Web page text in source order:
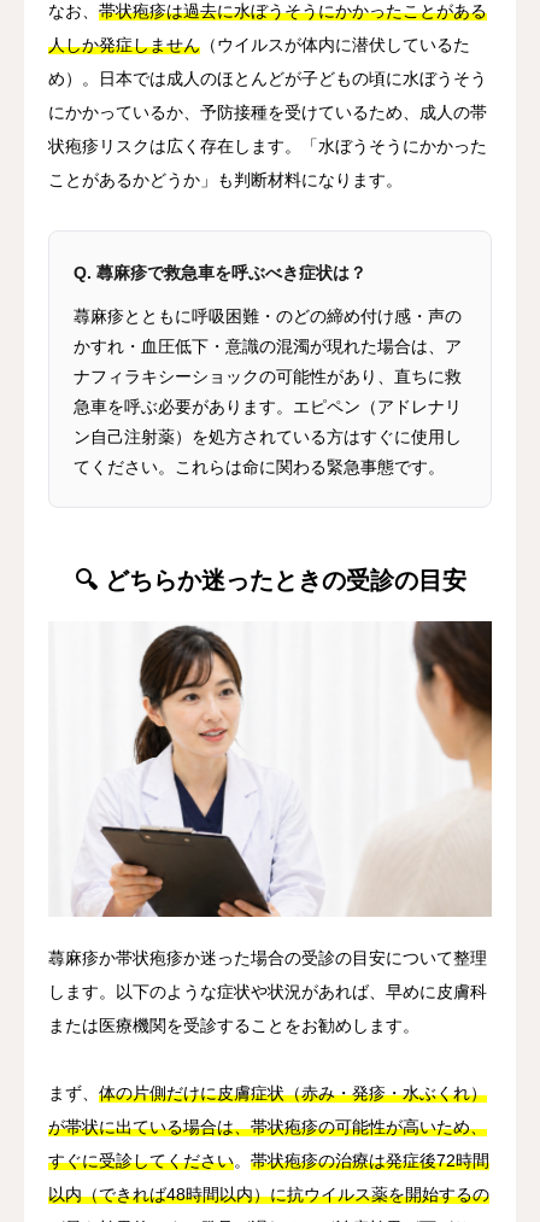
なお、 帯状疱疹は過去に水ぼうそうにかかったことがある
人しか発症しません （ウイルスが体内に潜伏しているた
め）。日本では成人のほとんどが子どもの頃に水ぼうそう
にかかっているか、予防接種を受けているため、成人の帯
状疱疹リスクは広く存在します。「水ぼうそうにかかった
ことがあるかどうか」も判断材料になります。
Q. 蕁麻疹で救急車を呼ぶべき症状は？
蕁麻疹とともに呼吸困難・のどの締め付け感・声の
かすれ・血圧低下・意識の混濁が現れた場合は、ア
ナフィラキシーショックの可能性があり、直ちに救
急車を呼ぶ必要があります。エピペン（アドレナリ
ン自己注射薬）を処方されている方はすぐに使用し
てください。これらは命に関わる緊急事態です。
🔍 どちらか迷ったときの受診の目安
蕁麻疹か帯状疱疹か迷った場合の受診の目安について整理
します。以下のような症状や状況があれば、早めに皮膚科
または医療機関を受診することをお勧めします。
まず、 体の片側だけに皮膚症状（赤み・発疹・水ぶくれ）
が帯状に出ている場合は、帯状疱疹の可能性が高いため、
すぐに受診してください。 帯状疱疹の治療は発症後72時間
以内（できれば48時間以内）に抗ウイルス薬を開始するの